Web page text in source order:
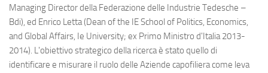
Managing Director della Federazione delle Industrie Tedesche –
Bdi), ed Enrico Letta (Dean of the IE School of Politics, Economics,
and Global Affairs, Ie University; ex Primo Ministro d'Italia 2013-
2014). L'obiettivo strategico della ricerca è stato quello di
identificare e misurare il ruolo delle Aziende capofiliera come leva